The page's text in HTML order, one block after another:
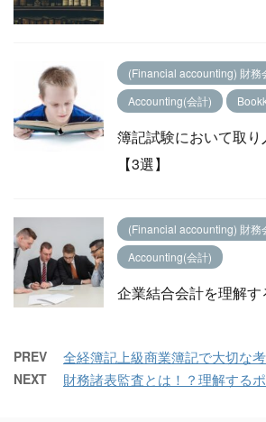
(Financial accounting) 財務
Accounting(会計)
簿記試験において取
【3選】
(Financial accounting) 財務
Accounting(会計)
企業結合会計を理解す
PREV 全経簿記上級商業簿記で大切な考
NEXT 財務諸表監査とは！？理解するポ